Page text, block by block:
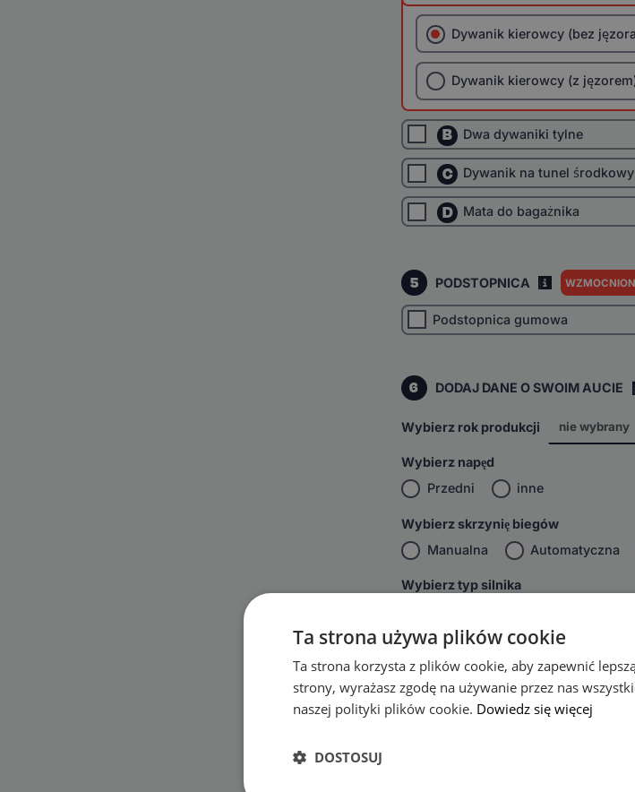
Dywanik kierowcy (bez
Dywanik kierowcy (z
B Dwa dywaniki tylne
C Dywanik na tunel środkowy
D Mata do bagażnika
5 PODSTOPNICA
Podstopnica gumowa
6 DODAJ DANE O SWOIM AUCIE
Wybierz rok produkcji
Wybierz napęd
Przedni
inne
Wybierz skrzynię biegów
Manualna
Automatyczna
Wybierz typ silnika
Wybierz facelifting
przed liftem
po lifcie
DODAJ DO KOSZYKA
Ta strona używa plików cookie
Ta strona korzysta z plików cookie, aby zapewnić
strony, wyrażasz zgodę na używanie przez nas
naszej polityki plików cookie. Dowiedz się więcej
DOSTOSUJ